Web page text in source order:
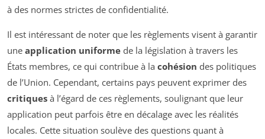
à des normes strictes de confidentialité.
Il est intéressant de noter que les règlements visent à garantir
une application uniforme de la législation à travers les
États membres, ce qui contribue à la cohésion des politiques
de l’Union. Cependant, certains pays peuvent exprimer des
critiques à l’égard de ces règlements, soulignant que leur
application peut parfois être en décalage avec les réalités
locales. Cette situation soulève des questions quant à